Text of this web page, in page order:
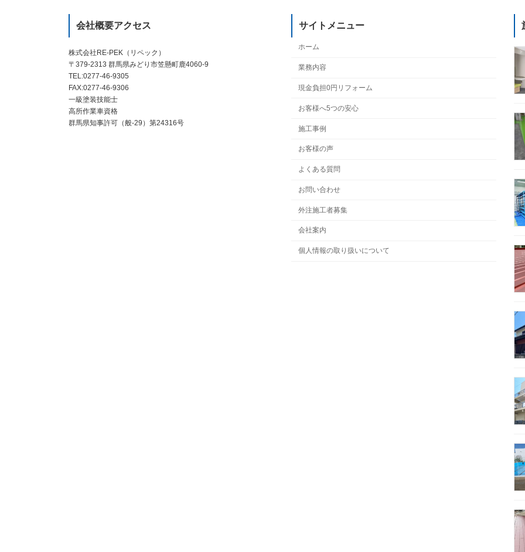
会社概要アクセス
株式会社RE-PEK（リペック）
〒379-2313 群馬県みどり市笠懸町鹿4060-9
TEL:0277-46-9305
FAX:0277-46-9306
一級塗装技能士
高所作業車資格
群馬県知事許可（般-29）第24316号
サイトメニュー
ホーム
業務内容
現金負担0円リフォーム
お客様へ5つの安心
施工事例
お客様の声
よくある質問
お問い合わせ
外注施工者募集
会社案内
個人情報の取り扱いについて